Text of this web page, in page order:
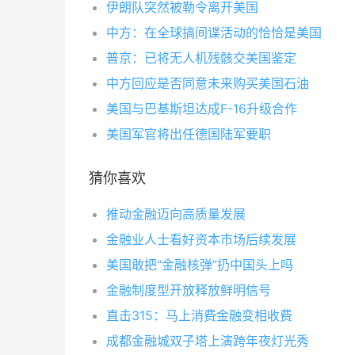
伊朗队突然被勒令离开美国
中方：在全球搞间谍活动的恰恰是美国
普京：已将无人机残骸交美国鉴定
中方回应是否同意未来购买美国石油
美国与巴基斯坦达成F-16升级合作
美国军官将出任德国陆军要职
猜你喜欢
推动金融迈向高质量发展
金融业人士看好资本市场后续发展
美国敢把“金融核弹”扔中国头上吗
金融制度型开放释放鲜明信号
直击315：马上消费金融变相收费
成都金融城双子塔上演跨年夜灯光秀